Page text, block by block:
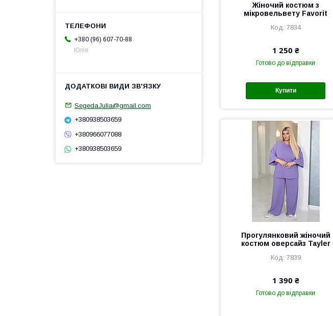
Жіночий костюм з
мікровельвету Favorit
7834
1 250 ₴
Готово до відправки
Купити
Прогулянковий жіночий
костюм оверсайз Tayler
7839
1 390 ₴
Готово до відправки
+380 (96) 607-70-88
Юлія
SegedaJulia@gmail.com
+380938503659
+380966077088
+380938503659